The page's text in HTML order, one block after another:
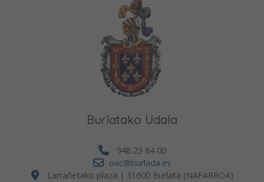
Burlatako Udala
948 23 84 00
oac@burlada.es
Larrañetako plaza | 31600 Burlata (NAFARROA)